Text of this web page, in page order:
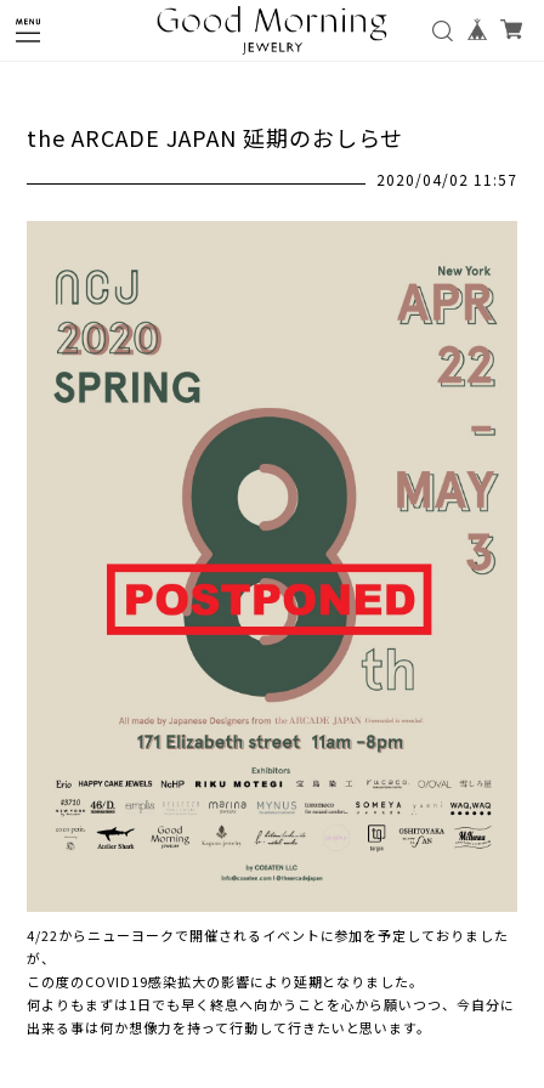
the ARCADE JAPAN 延期のおしらせ
2020/04/02 11:57
4/22からニューヨークで開催されるイベントに参加を予定しておりました
が、
この度のCOVID19感染拡大の影響により延期となりました。
何よりもまずは1日でも早く終息へ向かうことを心から願いつつ、今自分に
出来る事は何か想像力を持って行動して行きたいと思います。